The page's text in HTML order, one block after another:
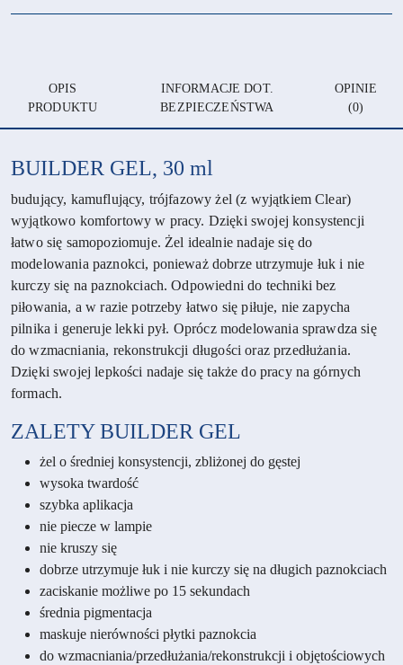
OPIS
PRODUKTU
INFORMACJE DOT.
BEZPIECZEŃSTWA
OPINIE
(0)
BUILDER GEL, 30 ml
budujący, kamuflujący, trójfazowy żel (z wyjątkiem Clear)
wyjątkowo komfortowy w pracy. Dzięki swojej konsystencji
łatwo się samopoziomuje. Żel idealnie nadaje się do
modelowania paznokci, ponieważ dobrze utrzymuje łuk i nie
kurczy się na paznokciach. Odpowiedni do techniki bez
piłowania, a w razie potrzeby łatwo się piłuje, nie zapycha
pilnika i generuje lekki pył. Oprócz modelowania sprawdza się
do wzmacniania, rekonstrukcji długości oraz przedłużania.
Dzięki swojej lepkości nadaje się także do pracy na górnych
formach.
ZALETYBUILDER GEL
żel o średniej konsystencji, zbliżonej do gęstej
wysoka twardość
szybka aplikacja
nie piecze w lampie
nie kruszy się
dobrze utrzymuje łuk i nie kurczy się na długich paznokciach
zaciskanie możliwe po 15 sekundach
średnia pigmentacja
maskuje nierówności płytki paznokcia
do wzmacniania/przedłużania/rekonstrukcji i objętościowych